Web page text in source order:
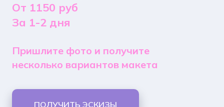
От 1150 руб
За 1-2 дня
Пришлите фото и получите
несколько вариантов макета
ПОЛУЧИТЬ ЭСКИЗЫ